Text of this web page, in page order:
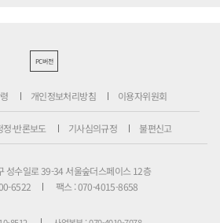
PC버전
개인정보처리방침 이용자위원회
정·반론보도 기사심의규정 불편신고
성수일로 39-34 서울숲더스페이스 12층
6522
팩스 : 070-4015-8658